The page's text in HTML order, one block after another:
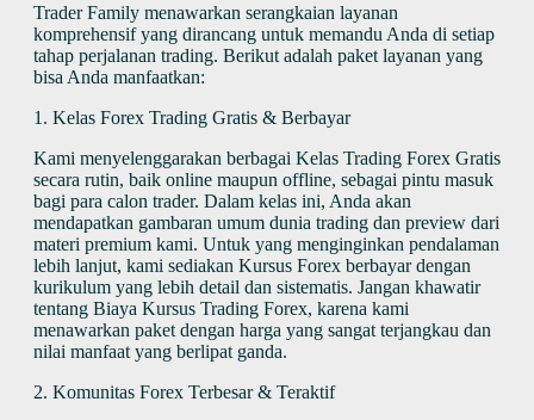
Trader Family menawarkan serangkaian layanan
komprehensif yang dirancang untuk memandu Anda di setiap
tahap perjalanan trading. Berikut adalah paket layanan yang
bisa Anda manfaatkan:
1. Kelas Forex Trading Gratis & Berbayar
Kami menyelenggarakan berbagai Kelas Trading Forex Gratis
secara rutin, baik online maupun offline, sebagai pintu masuk
bagi para calon trader. Dalam kelas ini, Anda akan
mendapatkan gambaran umum dunia trading dan preview dari
materi premium kami. Untuk yang menginginkan pendalaman
lebih lanjut, kami sediakan Kursus Forex berbayar dengan
kurikulum yang lebih detail dan sistematis. Jangan khawatir
tentang Biaya Kursus Trading Forex, karena kami
menawarkan paket dengan harga yang sangat terjangkau dan
nilai manfaat yang berlipat ganda.
2. Komunitas Forex Terbesar & Teraktif